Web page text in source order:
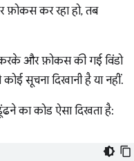
कर रहा हो, तब
और फ़ोकस की गई विंडो
सूचना दिखानी है या नहीं.
का कोड ऐसा दिखता है: